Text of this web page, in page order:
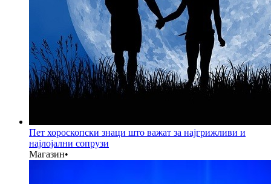
Пет хороскопски знаци што важат за најгрижливи и
најлојални сопрузи
Магазин•